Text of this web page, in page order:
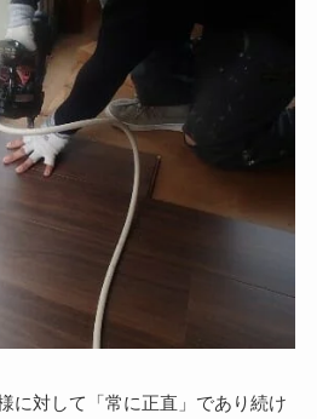
に対して「常に正直」であり続け